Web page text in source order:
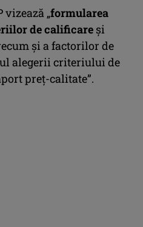
„formularea
de calificare şi
şi a factorilor de
alegerii criteriului de
preţ-calitate”.